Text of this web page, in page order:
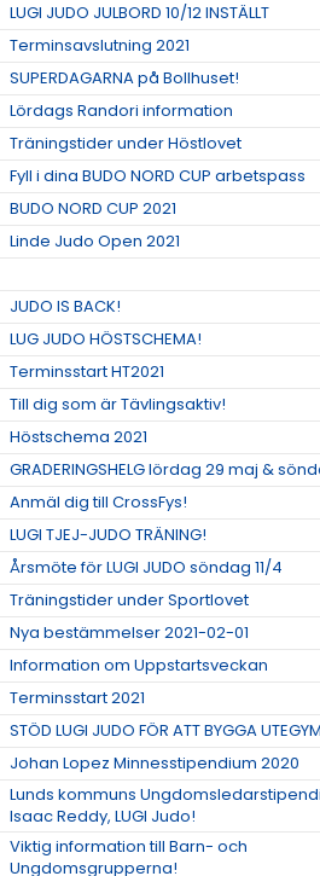
LUGI JUDO JULBORD 10/12 INSTÄLLT
Terminsavslutning 2021
SUPERDAGARNA på Bollhuset!
Lördags Randori information
Träningstider under Höstlovet
Fyll i dina BUDO NORD CUP arbetspass
BUDO NORD CUP 2021
Linde Judo Open 2021
JUDO IS BACK!
LUG JUDO HÖSTSCHEMA!
Terminsstart HT2021
Till dig som är Tävlingsaktiv!
Höstschema 2021
GRADERINGSHELG lördag 29 maj &
Anmäl dig till CrossFys!
LUGI TJEJ-JUDO TRÄNING!
Årsmöte för LUGI JUDO söndag 11/4
Träningstider under Sportlovet
Nya bestämmelser 2021-02-01
Information om Uppstartsveckan
Terminsstart 2021
STÖD LUGI JUDO FÖR ATT BYGGA
Johan Lopez Minnesstipendium 2020
Lunds kommuns
Isaac Reddy, LUGI Judo!
Viktig information till Barn- och
Ungdomsgrupperna!